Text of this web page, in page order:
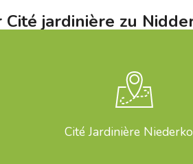
jardinière zu
Cité Jardinière